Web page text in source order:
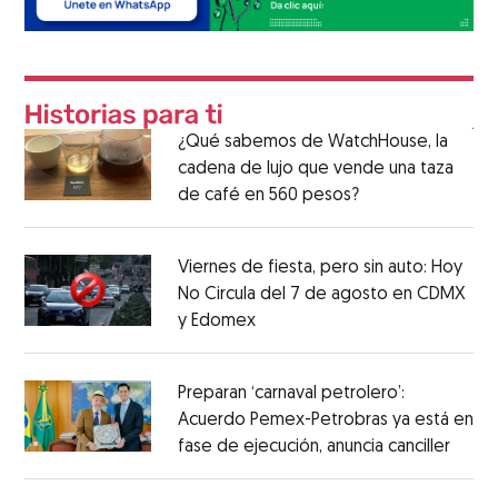
¿Qué sabemos de WatchHouse, la
cadena de lujo que vende una taza
de café en 560 pesos?
Viernes de fiesta, pero sin auto: Hoy
No Circula del 7 de agosto en CDMX
y Edomex
Preparan ‘carnaval petrolero’:
Acuerdo Pemex-Petrobras ya está en
fase de ejecución, anuncia canciller